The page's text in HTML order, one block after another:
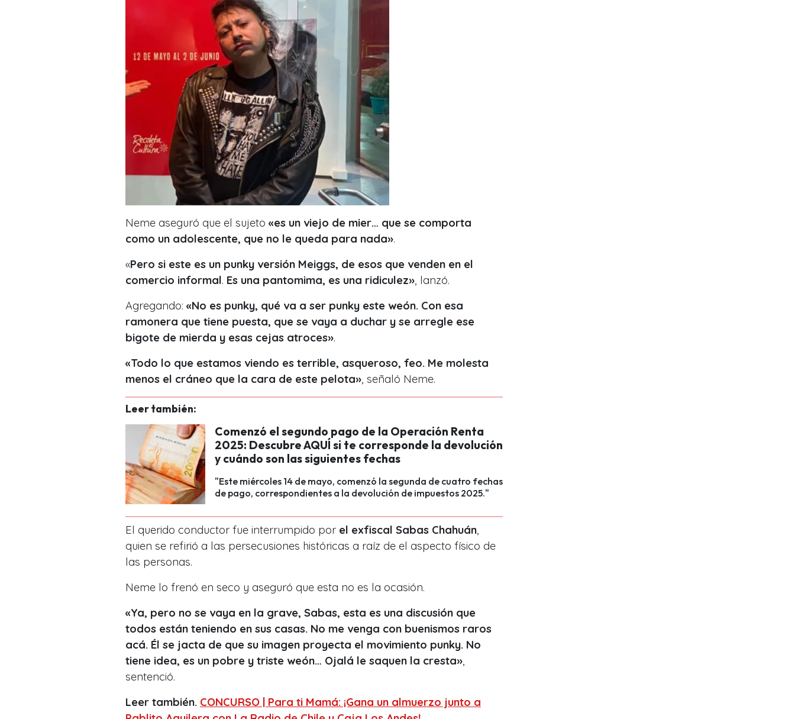
Neme aseguró que el sujeto «es un viejo de mier… que se comporta
como un adolescente, que no le queda para nada».
«Pero si este es un punky versión Meiggs, de esos que venden en el
comercio informal. Es una pantomima, es una ridiculez» , lanzó.
Agregando: «No es punky, qué va a ser punky este weón. Con esa
ramonera que tiene puesta, que se vaya a duchar y se arregle ese
bigote de mierda y esas cejas atroces».
«Todo lo que estamos viendo es terrible, asqueroso, feo. Me molesta
menos el cráneo que la cara de este pelota» , señaló Neme.
Leer también:
Comenzó el segundo pago de la Operación Renta
2025: Descubre AQUÍ si te corresponde la devolución
y cuándo son las siguientes fechas
"Este miércoles 14 de mayo, comenzó la segunda de cuatro fechas
de pago, correspondientes a la devolución de impuestos 2025."
El querido conductor fue interrumpido por el exfiscal Sabas Chahuán
quien se refirió a las persecusiones históricas a raíz de el aspecto físico de
las personas.
Neme lo frenó en seco y aseguró que esta no es la ocasión.
«Ya, pero no se vaya en la grave, Sabas, esta es una discusión que
todos están teniendo en sus casas. No me venga con buenismos raros
acá. Él se jacta de que su imagen proyecta el movimiento punky. No
tiene idea, es un pobre y triste weón… Ojalá le saquen la cresta»
sentenció.
Leer también. CONCURSO | Para ti Mamá: ¡Gana un almuerzo junto a